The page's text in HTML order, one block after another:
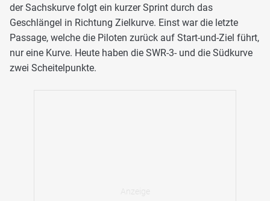
der Sachskurve folgt ein kurzer Sprint durch das
Geschlängel in Richtung Zielkurve. Einst war die letzte
Passage, welche die Piloten zurück auf Start-und-Ziel führt,
nur eine Kurve. Heute haben die SWR-3- und die Südkurve
zwei Scheitelpunkte.